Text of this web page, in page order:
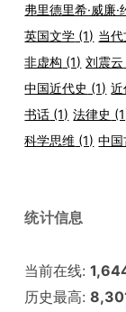
弗里德里希·威廉·
英国文学 (1) 当
非虚构 (1) 刘震云
中国近代史 (1) 近
书话 (1) 法律史
科学思维 (1) 中国
统计信息
当前在线:
历史最高: